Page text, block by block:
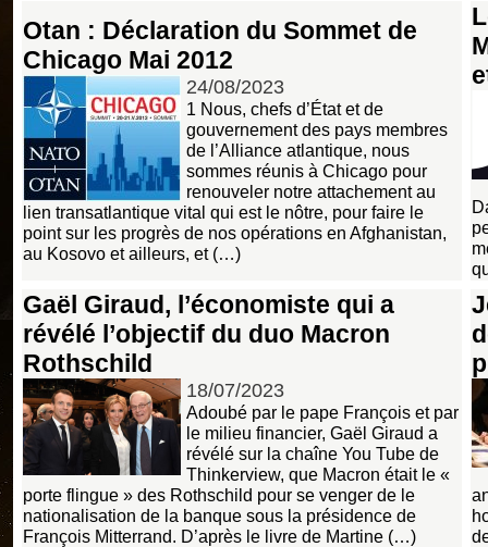
Otan : Déclaration du Sommet de
Chicago Mai 2012
24/08/2023
1 Nous, chefs d’État et de
gouvernement des pays membres
de l’Alliance atlantique, nous
sommes réunis à Chicago pour
renouveler notre attachement au
lien transatlantique vital qui est le nôtre, pour faire le
point sur les progrès de nos opérations en Afghanistan,
au Kosovo et ailleurs, et (…)
Gaël Giraud, l’économiste qui a
révélé l’objectif du duo Macron
Rothschild
18/07/2023
Adoubé par le pape François et par
le milieu financier, Gaël Giraud a
révélé sur la chaîne You Tube de
Thinkerview, que Macron était le «
porte flingue » des Rothschild pour se venger de le
nationalisation de la banque sous la présidence de
François Mitterrand. D’après le livre de Martine (…)